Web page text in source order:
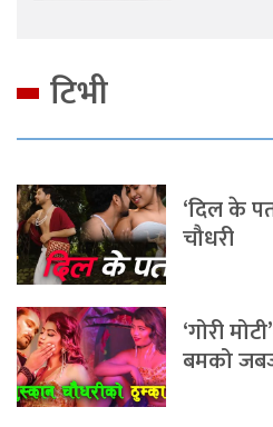
टिभी
‘दिल के
चौधरी
‘गोरी
बमको